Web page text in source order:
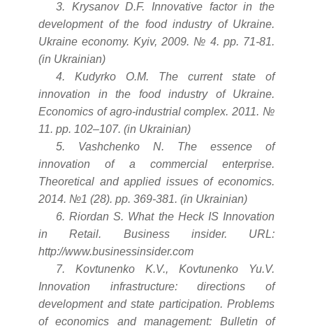
3. Krysanov D.F. Innovative factor in the
development of the food industry of Ukraine.
Ukraine economy. Kyiv, 2009. № 4. pp. 71-81.
(in Ukrainian)
4. Kudyrko O.M. The current state of
innovation in the food industry of Ukraine.
Economics of agro-industrial complex. 2011. №
11. pp. 102–107. (in Ukrainian)
5. Vashchenko N. The essence of
innovation of a commercial enterprise.
Theoretical and applied issues of economics.
2014. №1 (28). pp. 369-381. (in Ukrainian)
6. Riordan S. What the Heck IS Innovation
in Retail. Business insider. URL:
http://www.businessinsider.com
7. Kovtunenko K.V., Kovtunenko Yu.V.
Innovation infrastructure: directions of
development and state participation. Problems
of economics and management: Bulletin of